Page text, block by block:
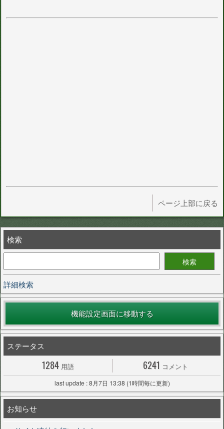
ページ上部に戻る
検索
詳細検索
機能設定画面に移動する
ステータス
1284 用語 6241 コメント
last update : 8月7日 13:38 (1時間毎に更新)
お知らせ